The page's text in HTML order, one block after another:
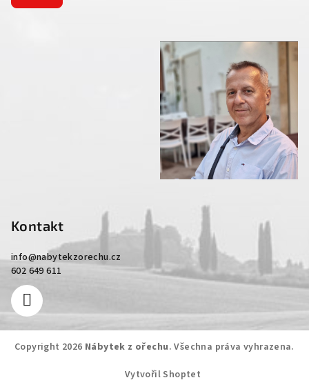
Kontakt
info@nabytekzorechu.cz
602 649 611
Copyright 2026 Nábytek z ořechu. Všechna práva vyhrazena.
Vytvořil Shoptet